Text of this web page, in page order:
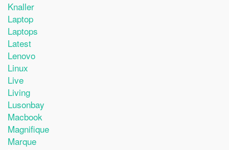
Knaller
Laptop
Laptops
Latest
Lenovo
Linux
Live
Living
Lusonbay
Macbook
Magnifique
Marque